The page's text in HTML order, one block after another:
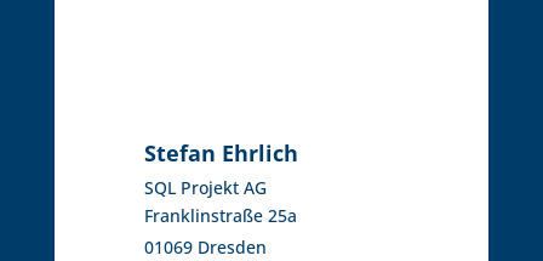
Stefan Ehrlich
SQL Projekt AG
Franklinstraße 25a
01069 Dresden